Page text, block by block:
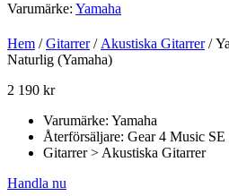
Varumärke: Yamaha
Hem /Gitarrer/Akustiska Gitarrer/
Naturlig (Yamaha)
2 190 kr
Varumärke: Yamaha
Återförsäljare: Gear 4 Music SE
Gitarrer > Akustiska Gitarrer
Handla nu